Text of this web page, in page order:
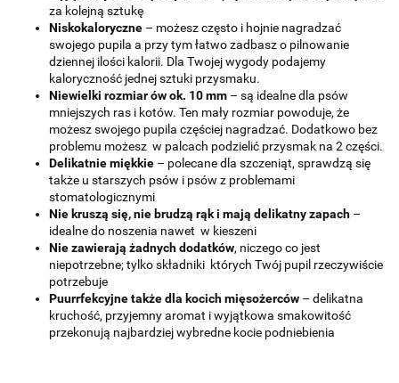
za kolejną sztukę
Niskokaloryczne – możesz często i hojnie nagradzać
swojego pupila a przy tym łatwo zadbasz o pilnowanie
dziennej ilości kalorii. Dla Twojej wygody podajemy
kaloryczność jednej sztuki przysmaku.
Niewielki rozmiar ów ok. 10 mm – są idealne dla psów
mniejszych ras i kotów. Ten mały rozmiar powoduje, że
możesz swojego pupila częściej nagradzać. Dodatkowo bez
problemu możesz w palcach podzielić przysmak na 2 części.
Delikatnie miękkie – polecane dla szczeniąt, sprawdzą się
także u starszych psów i psów z problemami
stomatologicznymi
Nie kruszą się, nie brudzą rąk i mają delikatny zapach –
idealne do noszenia nawet w kieszeni
Nie zawierają żadnych dodatków, niczego co jest
niepotrzebne; tylko składniki których Twój pupil rzeczywiście
potrzebuje
Puurrfekcyjne także dla kocich mięsożerców – delikatna
kruchość, przyjemny aromat i wyjątkowa smakowitość
przekonują najbardziej wybredne kocie podniebienia